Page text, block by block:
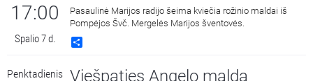
17:00
Spalio 7 d.
Pasaulinė Marijos radijo šeima kviečia rožinio maldai iš
Pompėjos Švč. Mergelės Marijos šventovės.
Penktadienis Viešpaties Angelo malda